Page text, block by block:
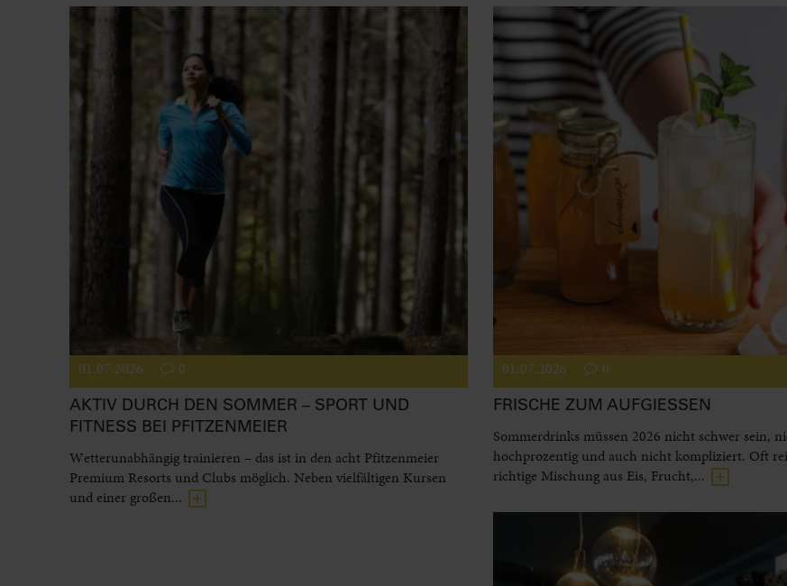
01.07.2026 0
AKTIV DURCH DEN SOMMER – SPORT UND
FITNESS BEI PFITZENMEIER
Wetterunabhängig trainieren – das ist in den acht Pfitzenmeier
Premium Resorts und Clubs möglich. Neben vielfältigen Kursen
und einer großen...
01.07.2026 0
FRISCHE ZUM AUFGIESSEN
Sommerdrinks müssen 2026 nicht schwer sein,
hochprozentig und auch nicht kompliziert. Oft
richtige Mischung aus Eis, Frucht,...